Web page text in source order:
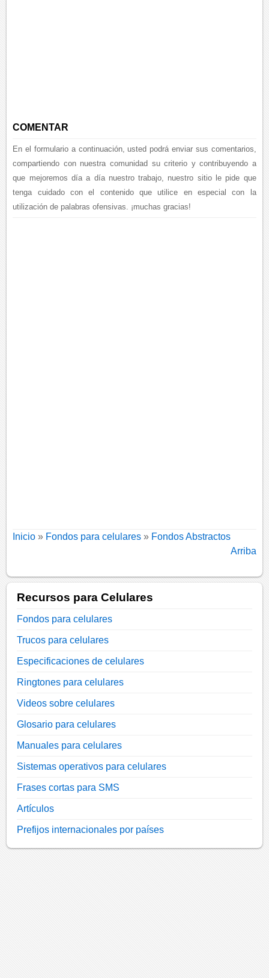
COMENTAR
En el formulario a continuación, usted podrá enviar sus comentarios,
compartiendo con nuestra comunidad su criterio y contribuyendo a
que mejoremos día a día nuestro trabajo, nuestro sitio le pide que
tenga cuidado con el contenido que utilice en especial con la
utilización de palabras ofensivas. ¡muchas gracias!
Inicio » Fondos para celulares » Fondos Abstractos
Arriba
Recursos para Celulares
Fondos para celulares
Trucos para celulares
Especificaciones de celulares
Ringtones para celulares
Videos sobre celulares
Glosario para celulares
Manuales para celulares
Sistemas operativos para celulares
Frases cortas para SMS
Artículos
Prefijos internacionales por países